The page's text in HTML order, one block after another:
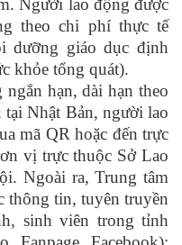
Người lao động được
theo chi phí thực tế
dưỡng giáo dục định
khỏe tổng quát).
hạn, dài hạn theo
Nhật Bản, người lao
mã QR hoặc đến trực
vị trực thuộc Sở Lao
Ngoài ra, Trung tâm
thông tin, tuyên truyền
sinh viên trong tỉnh